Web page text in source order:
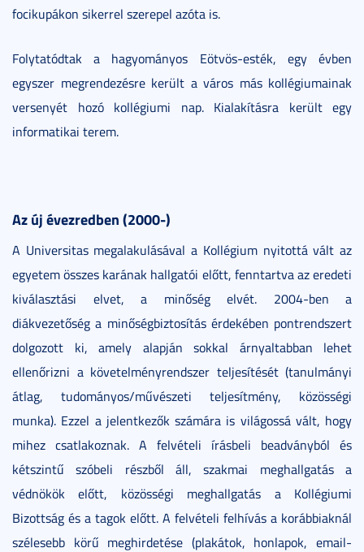
focikupákon sikerrel szerepel azóta is.
Folytatódtak a hagyományos Eötvös-esték, egy évben
egyszer megrendezésre került a város más kollégiumainak
versenyét hozó kollégiumi nap. Kialakításra került egy
informatikai terem.
Az új évezredben (2000-)
A Universitas megalakulásával a Kollégium nyitottá vált az
egyetem összes karának hallgatói előtt, fenntartva az eredeti
kiválasztási elvet, a minőség elvét. 2004-ben a
diákvezetőség a minőségbiztosítás érdekében pontrendszert
dolgozott ki, amely alapján sokkal árnyaltabban lehet
ellenőrizni a követelményrendszer teljesítését (tanulmányi
átlag, tudományos/művészeti teljesítmény, közösségi
munka). Ezzel a jelentkezők számára is világossá vált, hogy
mihez csatlakoznak. A felvételi írásbeli beadványból és
kétszintű szóbeli részből áll, szakmai meghallgatás a
védnökök előtt, közösségi meghallgatás a Kollégiumi
Bizottság és a tagok előtt. A felvételi felhívás a korábbiaknál
szélesebb körű meghirdetése (plakátok, honlapok, email-